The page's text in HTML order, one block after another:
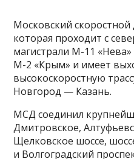
Московский
которая проходит с
магистрали М-11
М-2 «Крым» и имеет
высокоскоростную
Новгород — Казань.
МСД соединил
Дмитровское,
Щелковское шоссе,
и Волгоградский